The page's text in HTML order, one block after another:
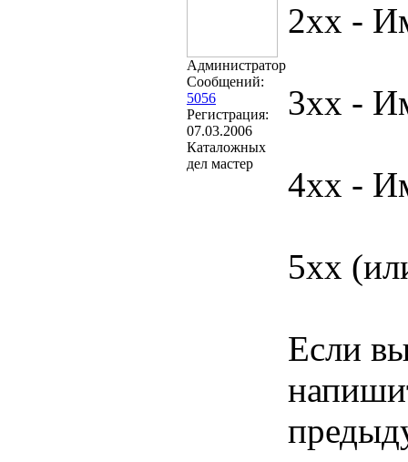
Администратор
Сообщений:
5056
Регистрация:
07.03.2006
Каталожных
дел мастер
2хx -
3хх -
4хx -
5хх
Если